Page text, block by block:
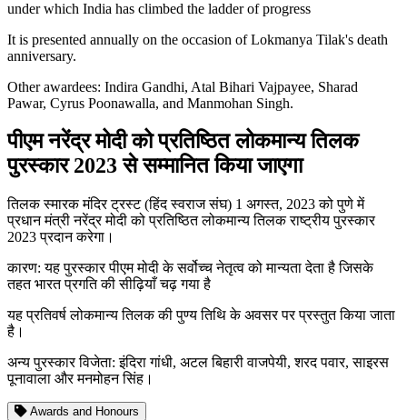
under which India has climbed the ladder of progress
It is presented annually on the occasion of Lokmanya Tilak's death
anniversary.
Other awardees: Indira Gandhi, Atal Bihari Vajpayee, Sharad
Pawar, Cyrus Poonawalla, and Manmohan Singh.
पीएम नरेंद्र मोदी को प्रतिष्ठित लोकमान्य तिलक
पुरस्कार 2023 से सम्मानित किया जाएगा
तिलक स्मारक मंदिर ट्रस्ट (हिंद स्वराज संघ) 1 अगस्त, 2023 को पुणे में
प्रधान मंत्री नरेंद्र मोदी को प्रतिष्ठित लोकमान्य तिलक राष्ट्रीय पुरस्कार
2023 प्रदान करेगा।
कारण: यह पुरस्कार पीएम मोदी के सर्वोच्च नेतृत्व को मान्यता देता है जिसके
तहत भारत प्रगति की सीढ़ियाँ चढ़ गया है
यह प्रतिवर्ष लोकमान्य तिलक की पुण्य तिथि के अवसर पर प्रस्तुत किया जाता
है।
अन्य पुरस्कार विजेता: इंदिरा गांधी, अटल बिहारी वाजपेयी, शरद पवार, साइरस
पूनावाला और मनमोहन सिंह।
Awards and Honours